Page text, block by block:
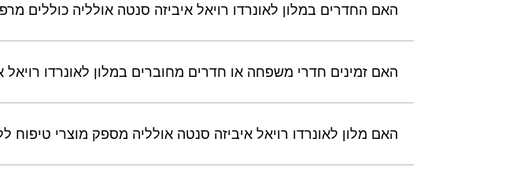
האם החדרים במלון לאונרדו רויאל איביזה סנטה אולליה כוללים
האם זמינים חדרי משפחה או חדרים מחוברים במלון לאונרדו רויאל
האם מלון לאונרדו רויאל איביזה סנטה אולליה מספק מוצרי